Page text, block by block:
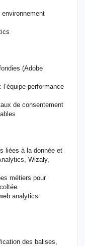
(Adobe
performance
de consentement
liées à la donnée et
Wizaly,
métiers pour
analytics
des balises,